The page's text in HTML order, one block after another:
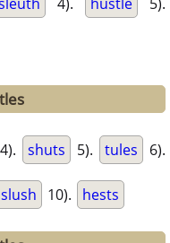
4). shuts 5). tules 6).
slush 10). hests